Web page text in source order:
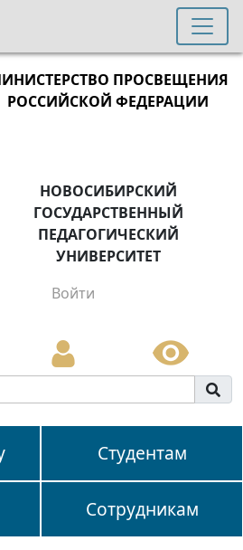
ПРОСВЕЩЕНИЯ
РОССИЙСКОЙ ФЕДЕРАЦИИ
НОВОСИБИРСКИЙ
ГОСУДАРСТВЕННЫЙ
ПЕДАГОГИЧЕСКИЙ
УНИВЕРСИТЕТ
Войти
Студентам
Сотрудникам